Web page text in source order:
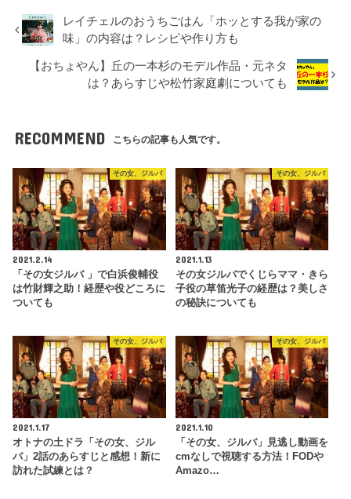
レイチェルのおうちごはん「ホッとする我が家の
味」の内容は？レシピや作り方も
【おちょやん】丘の一本杉のモデル作品・元ネタ
は？あらすじや松竹家庭劇についても
RECOMMEND こちらの記事も人気です。
その女、ジルバ
2021.2.14
「その女ジルバ 」で白浜俊輔役
は竹財輝之助！経歴や役どころに
ついても
その女、ジルバ
2021.1.13
その女ジルバでくじらママ・きら
子役の草笛光子の経歴は？美しさ
の秘訣についても
その女、ジルバ
2021.1.17
オトナの土ドラ「その女、ジル
バ」2話のあらすじと感想！新に
訪れた試練とは？
その女、ジルバ
2021.1.10
「その女、ジルバ」見逃し動画を
cmなしで視聴する方法！FODや
Amazo…